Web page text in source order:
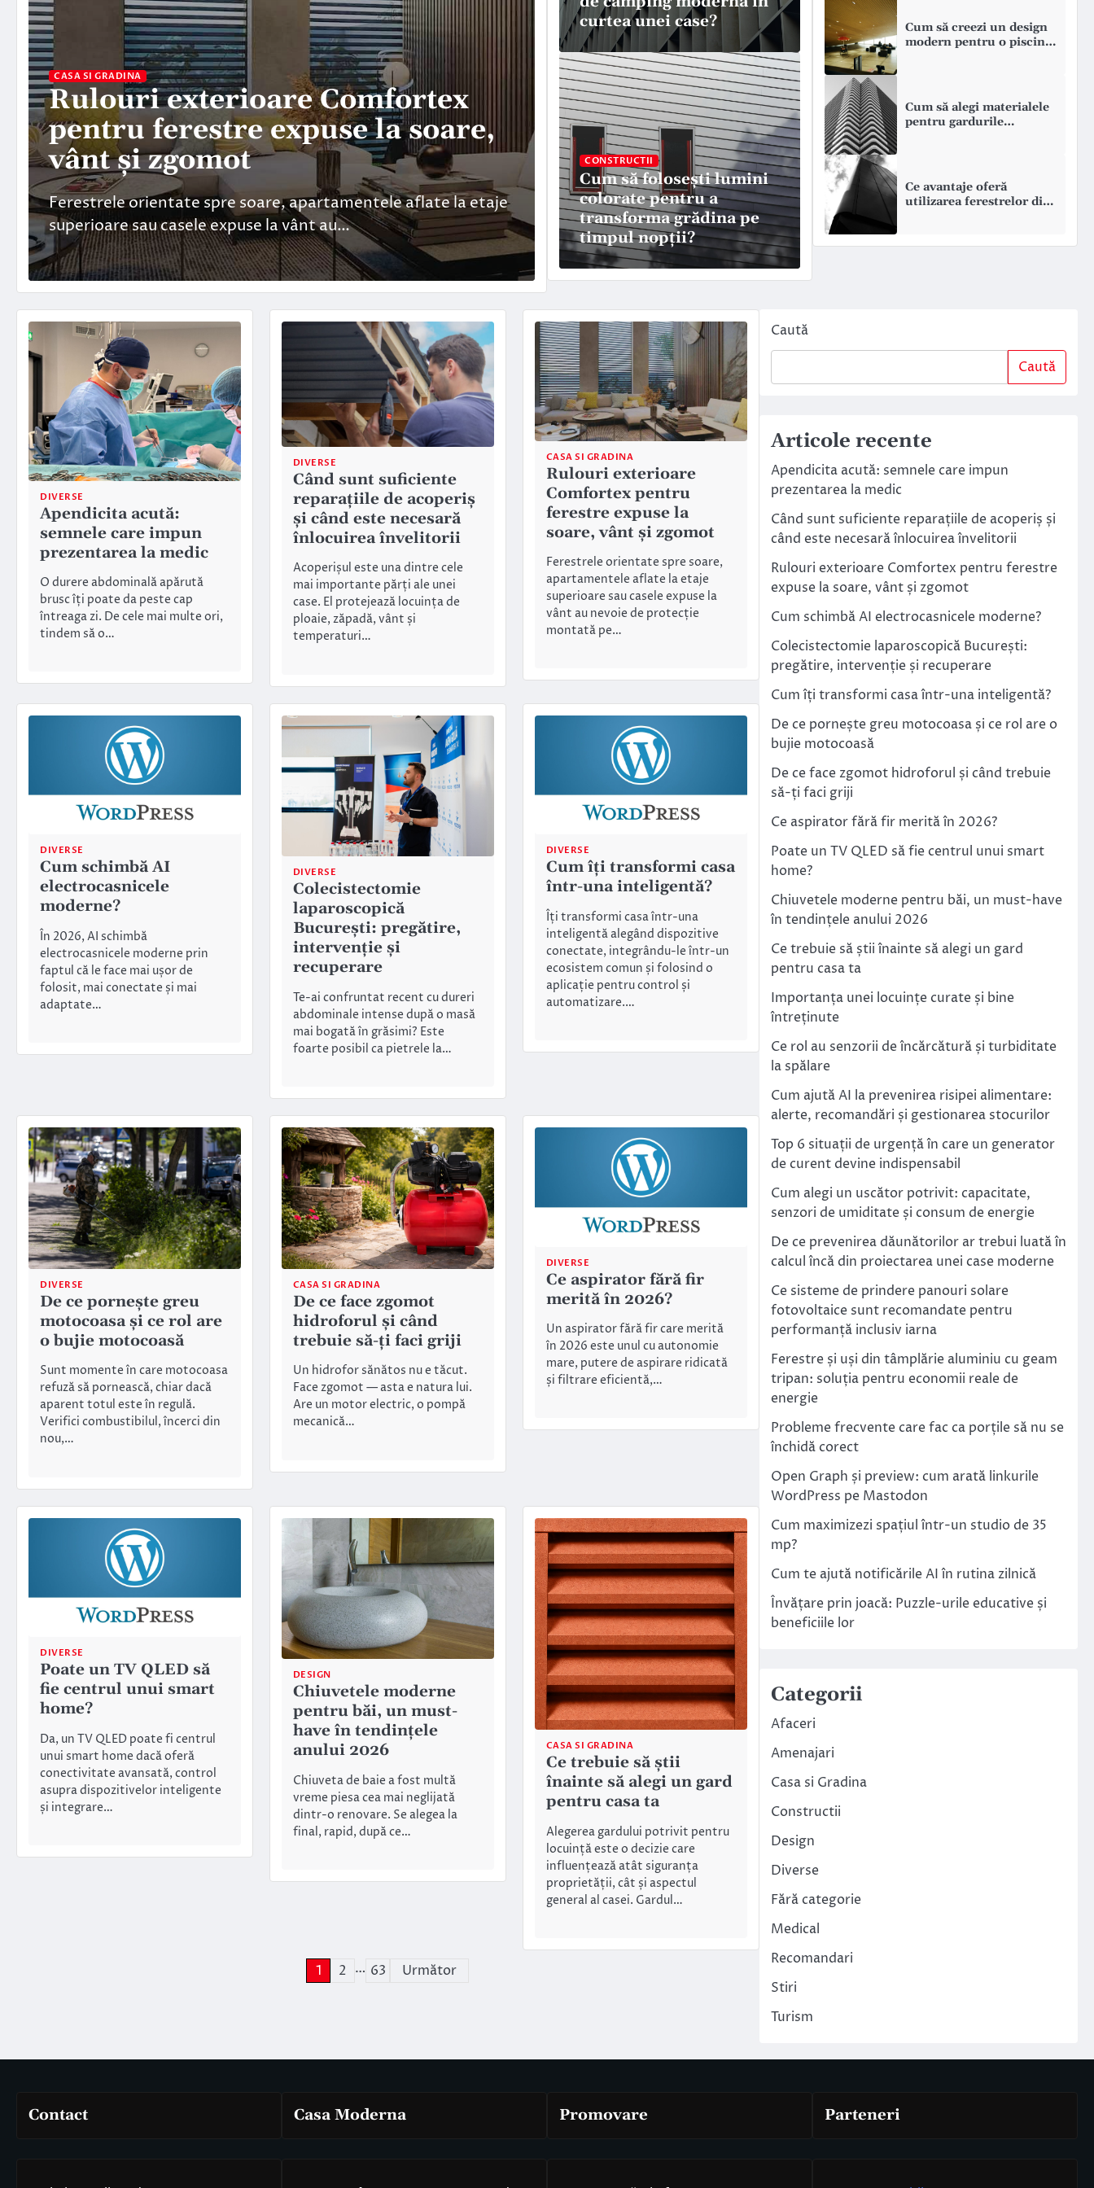
CASA SI GRADINA
Rulouri exterioare Comfortex
pentru ferestre expuse la soare,
vânt și zgomot
Ferestrele orientate spre soare, apartamentele aflate la etaje
superioare sau casele expuse la vânt au…
CASA SI GRADINA
De ce face zgomot hidroforul și
când trebuie să-ți faci griji
Un hidrofor sănătos nu e tăcut. Face zgomot — asta e natura
lui. Are un…
curtea unei case?
CONSTRUCTII
Cum să folosești lumini
colorate pentru a
transforma grădina pe
timpul nopții?
Cum să creezi un design
modern pentru o piscină
Cum să alegi materialele
pentru gardurile
Ce avantaje oferă
utilizarea ferestrelor din
DIVERSE
Apendicita acută:
semnele care impun
prezentarea la medic
O durere abdominală apărută
brusc îți poate da peste cap
întreaga zi. De cele mai multe ori,
tindem să o…
DIVERSE
Când sunt suficiente
reparațiile de acoperiș
și când este necesară
înlocuirea învelitorii
Acoperișul este una dintre cele
mai importante părți ale unei
case. El protejează locuința de
ploaie, zăpadă, vânt și
temperaturi…
CASA SI GRADINA
Rulouri exterioare
Comfortex pentru
ferestre expuse la
soare, vânt și zgomot
Ferestrele orientate spre soare,
apartamentele aflate la etaje
superioare sau casele expuse la
vânt au nevoie de protecție
montată pe…
DIVERSE
Cum schimbă AI
electrocasnicele
moderne?
În 2026, AI schimbă
electrocasnicele moderne prin
faptul că le face mai ușor de
folosit, mai conectate și mai
adaptate…
DIVERSE
Colecistectomie
laparoscopică
București: pregătire,
intervenție și
recuperare
Te-ai confruntat recent cu dureri
abdominale intense după o masă
mai bogată în grăsimi? Este
foarte posibil ca pietrele la…
DIVERSE
Cum îți transformi casa
într-una inteligentă?
Îți transformi casa într-una
inteligentă alegând dispozitive
conectate, integrându-le într-un
ecosistem comun și folosind o
aplicație pentru control și
automatizare.…
DIVERSE
De ce pornește greu
motocoasa și ce rol are
o bujie motocoasă
Sunt momente în care motocoasa
refuză să pornească, chiar dacă
aparent totul este în regulă.
Verifici combustibilul, încerci din
nou,…
CASA SI GRADINA
De ce face zgomot
hidroforul și când
trebuie să-ți faci griji
Un hidrofor sănătos nu e tăcut.
Face zgomot — asta e natura lui.
Are un motor electric, o pompă
mecanică…
DIVERSE
Ce aspirator fără fir
merită în 2026?
Un aspirator fără fir care merită
în 2026 este unul cu autonomie
mare, putere de aspirare ridicată
și filtrare eficientă,…
DIVERSE
Poate un TV QLED să
fie centrul unui smart
home?
Da, un TV QLED poate fi centrul
unui smart home dacă oferă
conectivitate avansată, control
asupra dispozitivelor inteligente
și integrare…
DESIGN
Chiuvetele moderne
pentru băi, un must-
have în tendințele
anului 2026
Chiuveta de baie a fost multă
vreme piesa cea mai neglijată
dintr-o renovare. Se alegea la
final, rapid, după ce…
CASA SI GRADINA
Ce trebuie să știi
înainte să alegi un gard
pentru casa ta
Alegerea gardului potrivit pentru
locuință este o decizie care
influențează atât siguranța
proprietății, cât și aspectul
general al casei. Gardul…
1 2 … 63 Următor
Caută
Caută
Articole recente
Apendicita acută: semnele care impun
prezentarea la medic
Când sunt suficiente reparațiile de acoperiș și
când este necesară înlocuirea învelitorii
Rulouri exterioare Comfortex pentru ferestre
expuse la soare, vânt și zgomot
Cum schimbă AI electrocasnicele moderne?
Colecistectomie laparoscopică București:
pregătire, intervenție și recuperare
Cum îți transformi casa într-una inteligentă?
De ce pornește greu motocoasa și ce rol are o
bujie motocoasă
De ce face zgomot hidroforul și când trebuie
să-ți faci griji
Ce aspirator fără fir merită în 2026?
Poate un TV QLED să fie centrul unui smart
home?
Chiuvetele moderne pentru băi, un must-have
în tendințele anului 2026
Ce trebuie să știi înainte să alegi un gard
pentru casa ta
Importanța unei locuințe curate și bine
întreținute
Ce rol au senzorii de încărcătură și turbiditate
la spălare
Cum ajută AI la prevenirea risipei alimentare:
alerte, recomandări și gestionarea stocurilor
Top 6 situații de urgență în care un generator
de curent devine indispensabil
Cum alegi un uscător potrivit: capacitate,
senzori de umiditate și consum de energie
De ce prevenirea dăunătorilor ar trebui luată în
calcul încă din proiectarea unei case moderne
Ce sisteme de prindere panouri solare
fotovoltaice sunt recomandate pentru
performanță inclusiv iarna
Ferestre și uși din tâmplărie aluminiu cu geam
tripan: soluția pentru economii reale de
energie
Probleme frecvente care fac ca porțile să nu se
închidă corect
Open Graph și preview: cum arată linkurile
WordPress pe Mastodon
Cum maximizezi spațiul într-un studio de 35
mp?
Cum te ajută notificările AI în rutina zilnică
Învățare prin joacă: Puzzle-urile educative și
beneficiile lor
Categorii
Afaceri
Amenajari
Casa si Gradina
Constructii
Design
Diverse
Fără categorie
Medical
Recomandari
Stiri
Turism
Contact Casa Moderna Promovare Parteneri